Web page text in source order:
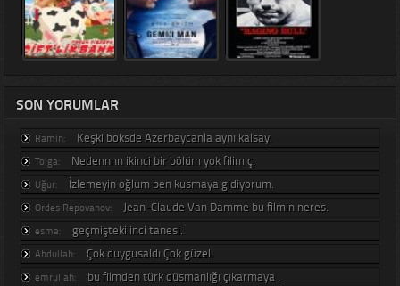
SON YORUMLAR
Ramin: Keşki boksde Azerbaycanla aynı kalsay.
Tolga: Nedennnn ikinci bir bölüm yok filim ç.
Uğur: İzlemeyin oğlum ben kusmaya gidiyorum.
Ordes Repovanov: Jean-Claude Van Damme bu filmin neres.
esma: geçmişteki inci tanesi.
Abdullah: Çok duygusaldı Çok güzel.
emrullah: bu filmden türk düsmanlığı çıkarmaya .